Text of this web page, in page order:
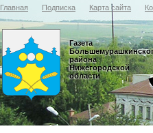
Главная Подписка Карта сайта
Газета
района
Нижегородской
области